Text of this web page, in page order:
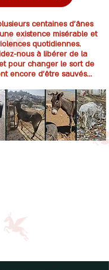
centaines d’ânes
existence misérable et
quotidiennes.
nous à libérer de la
pour changer le sort de
encore d’être sauvés…